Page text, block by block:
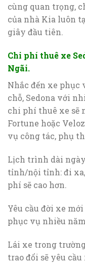
cùng quan trọng,
của nhà Kia luôn
giây đầu tiên.
Chi phí thuê xe
Ngãi.
Nhắc đến xe phục
chỗ, Sedona với
chi phí thuê xe sẽ
Fortune hoặc
vụ công tác, phụ
Lịch trình dài
tỉnh/nội tỉnh: đi
phí sẽ cao hơn.
Yêu cầu đời xe
phục vụ nhiều
Lái xe trong
trao đổi sẽ yêu